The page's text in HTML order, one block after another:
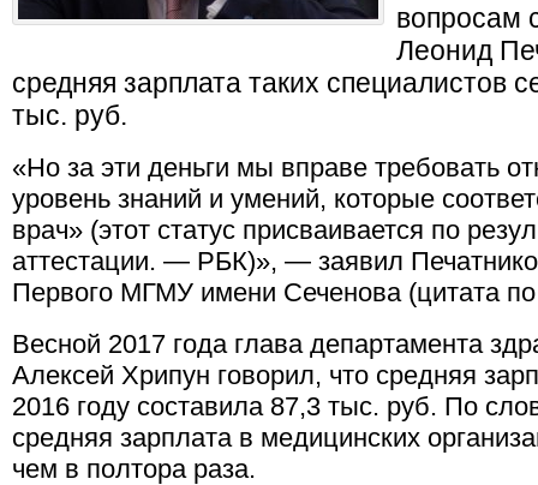
вопросам
Леонид
средняя зарплата таких специалистов
тыс. руб.
«Но за эти деньги мы вправе требовать
уровень знаний и умений, которые
врач» (этот статус присваивается по
аттестации. — РБК)», — заявил
Первого МГМУ имени Сеченова (цитата
Весной 2017 года глава департамента
Алексей Хрипун говорил, что средняя
2016 году составила 87,3 тыс. руб. По
средняя зарплата в медицинских
чем в полтора раза.